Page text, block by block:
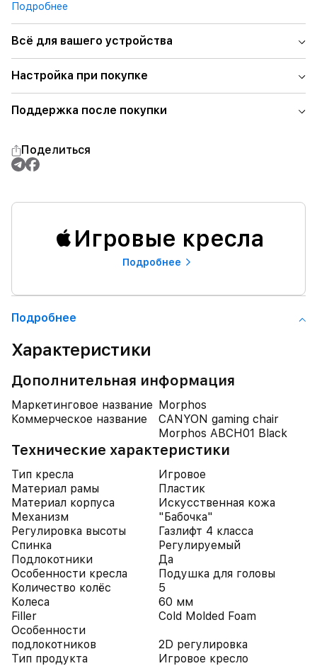
Подробнее
Всё для вашего устройства
Настройка при покупке
Поддержка после покупки
Поделиться
Игровые кресла
Подробнее
Подробнее
Характеристики
Дополнительная информация
Маркетинговое название Morphos
Коммерческое название
CANYON gaming chair
Morphos ABCH01 Black
Технические характеристики
Тип кресла
Игровое
Материал рамы
Пластик
Материал корпуса
Искусственная кожа
Механизм
"Бабочка"
Регулировка высоты
Газлифт 4 класса
Спинка
Регулируемый
Подлокотники
Да
Особенности кресла
Подушка для головы
Количество колёс
5
Колеса
60 мм
Filler
Cold Molded Foam
Особенности
подлокотников
2D регулировка
Тип продукта
Игровое кресло